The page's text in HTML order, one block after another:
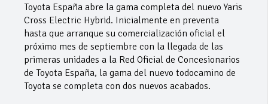
Toyota España abre la gama completa del nuevo Yaris
Cross Electric Hybrid. Inicialmente en preventa
hasta que arranque su comercialización oficial el
próximo mes de septiembre con la llegada de las
primeras unidades a la Red Oficial de Concesionarios
de Toyota España, la gama del nuevo todocamino de
Toyota se completa con dos nuevos acabados.